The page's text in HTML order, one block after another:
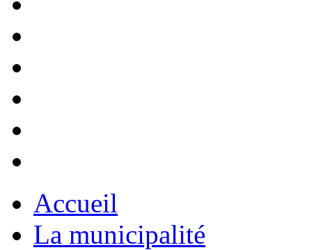
Accueil
La municipalité